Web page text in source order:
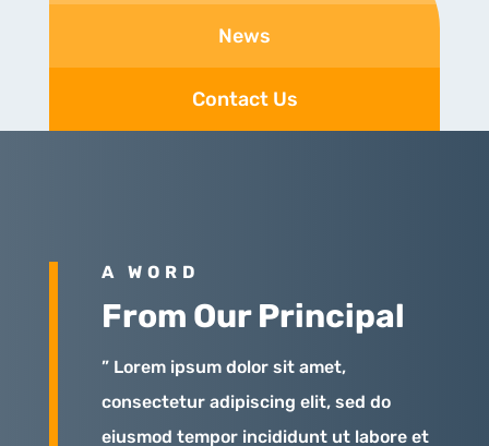
News
Contact Us
A WORD
From Our Principal
” Lorem ipsum dolor sit amet,
consectetur adipiscing elit, sed do
eiusmod tempor incididunt ut labore et